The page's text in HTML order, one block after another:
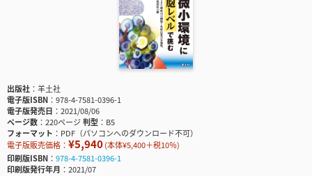
出版社
羊土社
電子版ISBN
978-4-7581-0396-1
電子版発売日
2021/08/06
ページ数
220ページ判型
B5
フォーマット
PDF（パソコンへのダウンロード不可）
電子版販売価格： ¥5,940(本体¥5,400＋税10％)
印刷版ISBN
978-4-7581-0396-1
印刷版発行年月
2021/07